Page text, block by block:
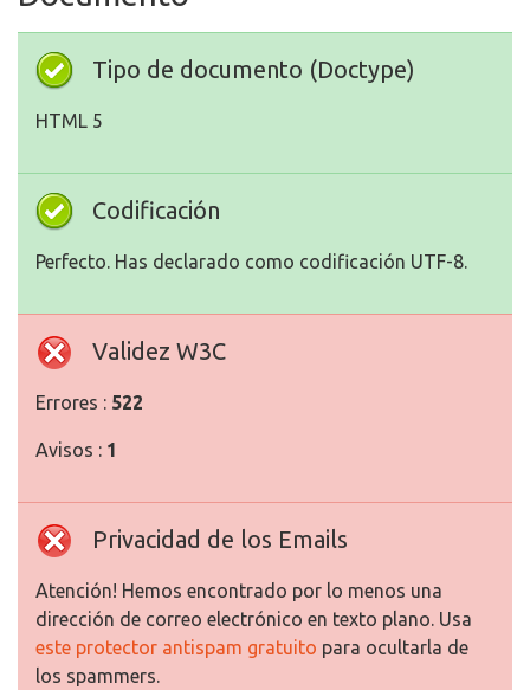
Tipo de documento (Doctype)
HTML 5
Codificación
Perfecto. Has declarado como codificación UTF-8.
Validez W3C
Errores : 522
Avisos : 1
Privacidad de los Emails
Atención! Hemos encontrado por lo menos una
dirección de correo electrónico en texto plano. Usa
este protector antispam gratuito para ocultarla de
los spammers.